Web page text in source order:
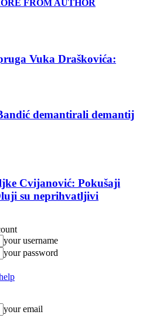
FROM AUTHOR
Vuka Draškovića:
demantirali demantij
Cvijanović: Pokušaji
su neprihvatljivi
your username
your password
your email